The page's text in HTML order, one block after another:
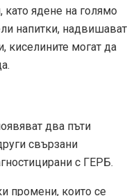
като ядене на голямо
напитки, надвишават
киселините могат да
два пъти
свързани
с ГЕРБ.
промени, които се